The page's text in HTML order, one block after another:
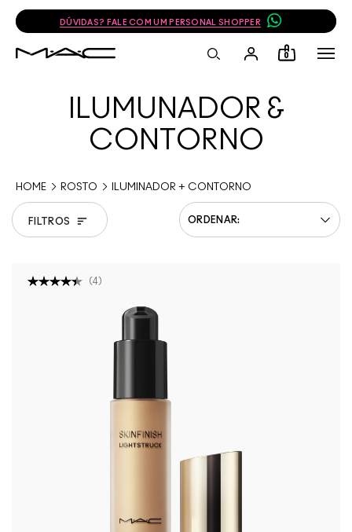
DÚVIDAS? FALE COM UM PERSONAL SHOPPER
0
ILUMUNADOR &
CONTORNO
HOME ROSTO ILUMINADOR + CONTORNO
FILTROS
(4)